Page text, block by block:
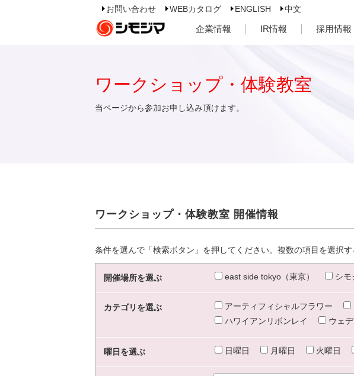
お問い合わせ WEBカタログ ENGLISH 中文
企業情報 IR情報 採用情報
ワークショップ・体験教室
当ページから参加お申し込み頂けます。
ワークショップ・体験教室 開催情報
条件を選んで「検索ボタン」を押してください。複数の項目を選択す
開催場所を選ぶ east side tokyo（東京） シモ
カテゴリを選ぶ アーティフィシャルフラワー
ハワイアンリボンレイ
ウェ
曜日を選ぶ 日曜日 月曜日 火曜日